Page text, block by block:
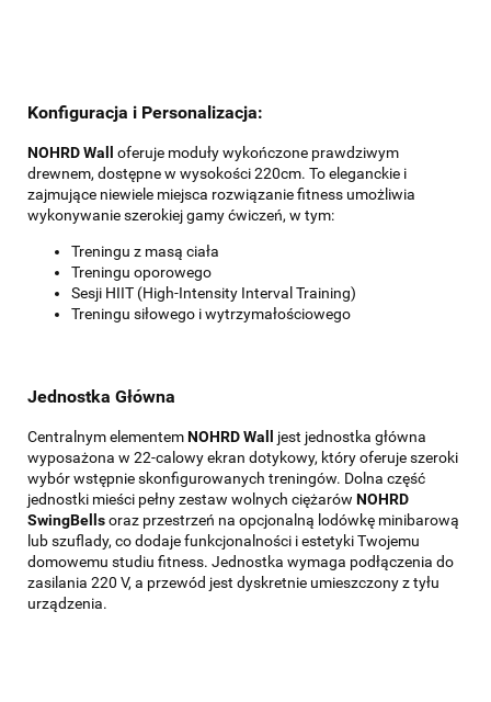
Konfiguracja i Personalizacja:
NOHRD Wall
oferuje moduły wykończone prawdziwym
drewnem, dostępne w wysokości 220cm. To eleganckie i
zajmujące niewiele miejsca rozwiązanie fitness umożliwia
wykonywanie szerokiej gamy ćwiczeń, w tym:
Treningu z masą ciała
Treningu oporowego
Sesji HIIT (High-Intensity Interval Training)
Treningu siłowego i wytrzymałościowego
Jednostka Główna
Centralnym elementemNOHRD Wall
jest jednostka główna
wyposażona w 22-calowy ekran dotykowy, który oferuje szeroki
wybór wstępnie skonfigurowanych treningów. Dolna część
jednostki mieści pełny zestaw wolnych ciężarów NOHRD
SwingBellsoraz przestrzeń na opcjonalną lodówkę minibarową
lub szuflady, co dodaje funkcjonalności i estetyki Twojemu
domowemu studiu fitness. Jednostka wymaga podłączenia do
zasilania 220 V, a przewód jest dyskretnie umieszczony z tyłu
urządzenia.